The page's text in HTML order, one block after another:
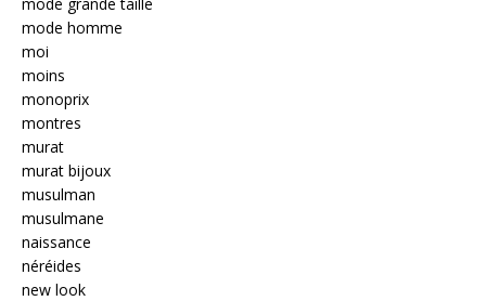
mode homme
moi
moins
monoprix
montres
murat
murat bijoux
musulman
musulmane
naissance
néréides
new look